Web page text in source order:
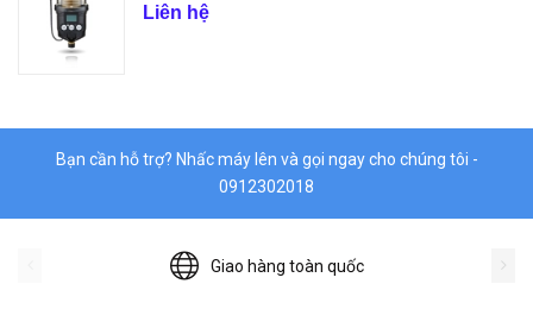
Liên hệ
Bạn cần hỗ trợ? Nhấc máy lên và gọi ngay cho chúng tôi -
0912302018
Giao hàng toàn quốc